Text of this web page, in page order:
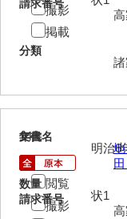
岸浩文
木部家
木村家文
請求番号
分類
撮影
掲載
14
文書名
田
請求番号
年代
明治6
数量
状1
閲覧
撮影